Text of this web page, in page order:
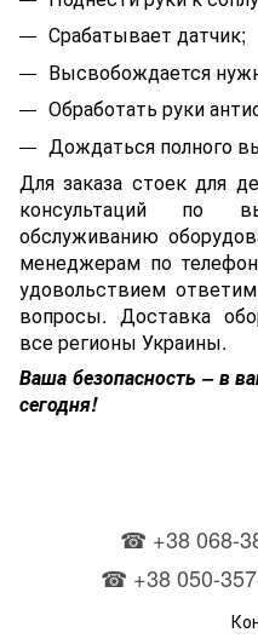
Срабатывает датчик;
Высвобождается
Обработать руки
Дождаться полного
Для заказа стоек для
консультаций по
обслуживанию
менеджерам по
удовольствием
вопросы. Доставка
все регионы Украины.
Ваша безопасность – в
сегодня!
☎ +38 068-
☎ +38 050-